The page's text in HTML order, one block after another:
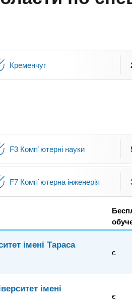
Кременчуг
F3 Комп`ютерні науки
F7 Комп`ютерна інженерія
імені Тараса
є
імені
є